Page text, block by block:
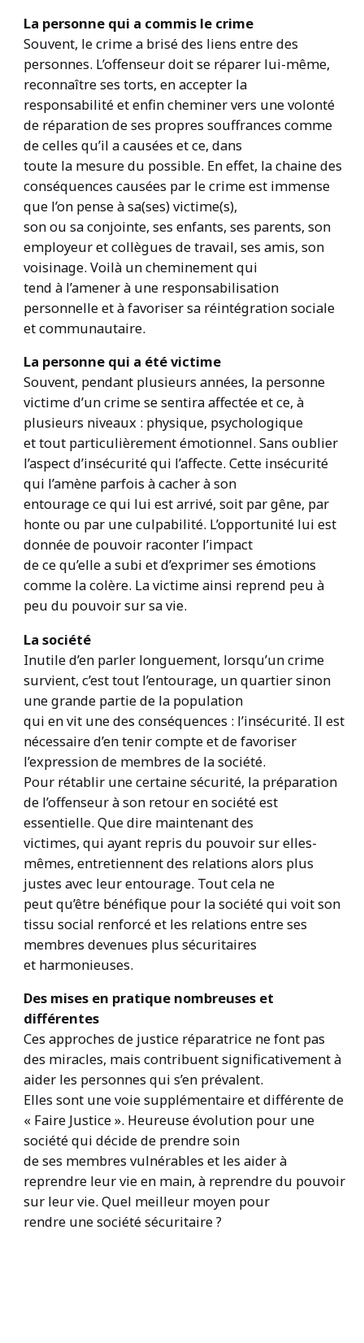
La personne qui a commis le crime
Souvent, le crime a brisé des liens entre des
personnes. L’offenseur doit se réparer lui-même,
reconnaître ses torts, en accepter la
responsabilité et enfin cheminer vers une volonté
de réparation de ses propres souffrances comme
de celles qu’il a causées et ce, dans
toute la mesure du possible. En effet, la chaine des
conséquences causées par le crime est immense
que l’on pense à sa(ses) victime(s),
son ou sa conjointe, ses enfants, ses parents, son
employeur et collègues de travail, ses amis, son
voisinage. Voilà un cheminement qui
tend à l’amener à une responsabilisation
personnelle et à favoriser sa réintégration sociale
et communautaire.
La personne qui a été victime
Souvent, pendant plusieurs années, la personne
victime d’un crime se sentira affectée et ce, à
plusieurs niveaux : physique, psychologique
et tout particulièrement émotionnel. Sans oublier
l’aspect d’insécurité qui l’affecte. Cette insécurité
qui l’amène parfois à cacher à son
entourage ce qui lui est arrivé, soit par gêne, par
honte ou par une culpabilité. L’opportunité lui est
donnée de pouvoir raconter l’impact
de ce qu’elle a subi et d’exprimer ses émotions
comme la colère. La victime ainsi reprend peu à
peu du pouvoir sur sa vie.
La société
Inutile d’en parler longuement, lorsqu’un crime
survient, c’est tout l’entourage, un quartier sinon
une grande partie de la population
qui en vit une des conséquences : l’insécurité. Il est
nécessaire d’en tenir compte et de favoriser
l’expression de membres de la société.
Pour rétablir une certaine sécurité, la préparation
de l’offenseur à son retour en société est
essentielle. Que dire maintenant des
victimes, qui ayant repris du pouvoir sur elles-
mêmes, entretiennent des relations alors plus
justes avec leur entourage. Tout cela ne
peut qu’être bénéfique pour la société qui voit son
tissu social renforcé et les relations entre ses
membres devenues plus sécuritaires
et harmonieuses.
Des mises en pratique nombreuses et
différentes
Ces approches de justice réparatrice ne font pas
des miracles, mais contribuent significativement à
aider les personnes qui s’en prévalent.
Elles sont une voie supplémentaire et différente de
« Faire Justice ». Heureuse évolution pour une
société qui décide de prendre soin
de ses membres vulnérables et les aider à
reprendre leur vie en main, à reprendre du pouvoir
sur leur vie. Quel meilleur moyen pour
rendre une société sécuritaire ?